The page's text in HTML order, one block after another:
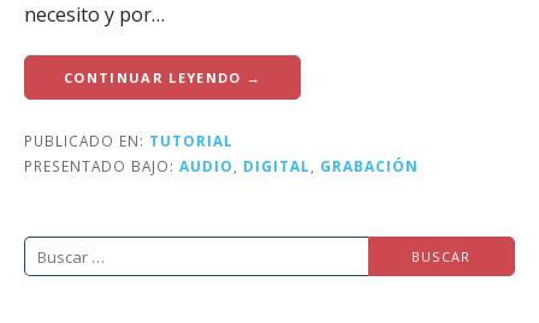
necesito y por…
CONTINUAR LEYENDO →
PUBLICADO EN: TUTORIAL
PRESENTADO BAJO: AUDIO, DIGITAL, GRABACIÓN
Buscar: